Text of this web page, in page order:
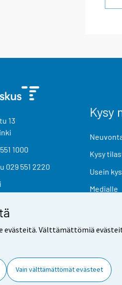
evästeitä. Välttämättömiä
Vain välttämättömät evästeet
13
1000
029 551 2220
Kysy
Kysy
Usein
Medialle
Yhteystiedot Palaute